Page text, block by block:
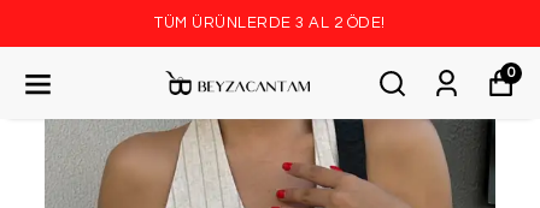
TÜM ÜRÜNLERDE 3 AL 2 ÖDE!
0